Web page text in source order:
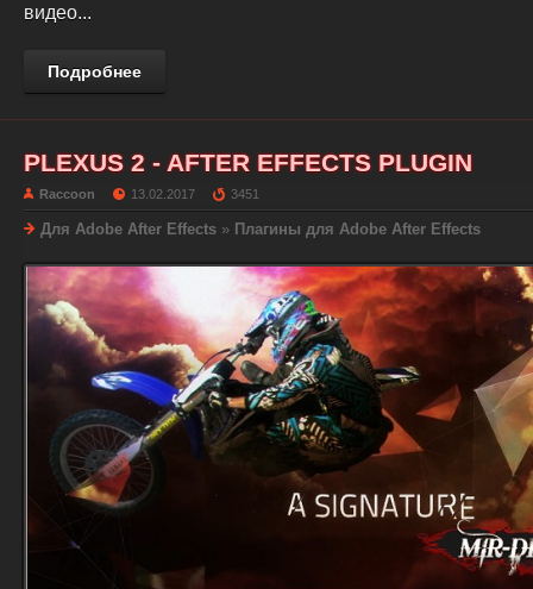
видео...
Подробнее
PLEXUS 2 - AFTER EFFECTS PLUGIN
Raccoon 13.02.2017 3451
Для Adobe After Effects » Плагины для Adobe After Effects